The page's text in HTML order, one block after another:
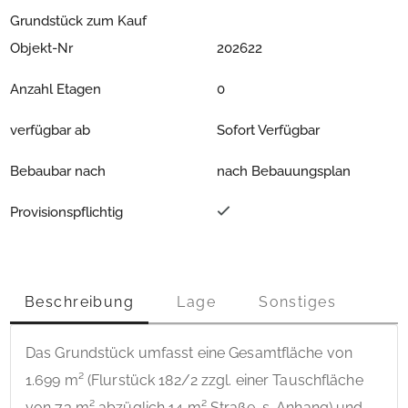
Grundstück zum Kauf
Objekt-Nr
202622
Anzahl Etagen 0
verfügbar ab Sofort Verfügbar
Bebaubar nach nach Bebauungsplan
Provisionspflichtig
Beschreibung Lage Sonstiges
Das Grundstück umfasst eine Gesamtfläche von
1.699 m² (Flurstück 182/2 zzgl. einer Tauschfläche